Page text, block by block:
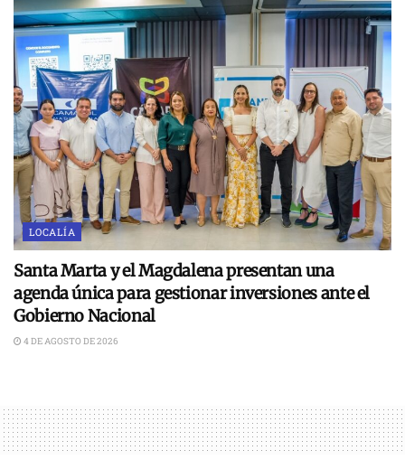
LOCALÍA
Santa Marta y el Magdalena presentan una
agenda única para gestionar inversiones ante el
Gobierno Nacional
4 DE AGOSTO DE 2026